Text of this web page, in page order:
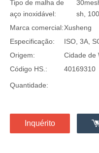
Tipo de malha de
aço inoxidável:
sh,
Marca comercial:Xusheng
Especificação:
ISO, 3A,
Origem:
Cidade de
Código HS.:
40169310
Quantidade:
Inquérito